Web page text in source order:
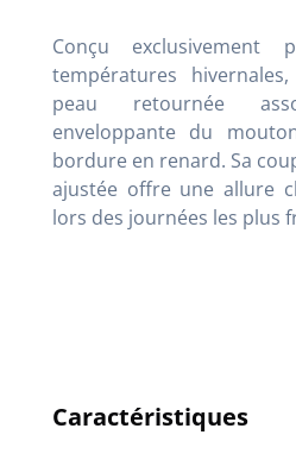
Conçu exclusivement
températures
peau retournée
enveloppante du
bordure en renard. Sa
ajustée offre une allure
lors des journées les plus
Caractéristiques